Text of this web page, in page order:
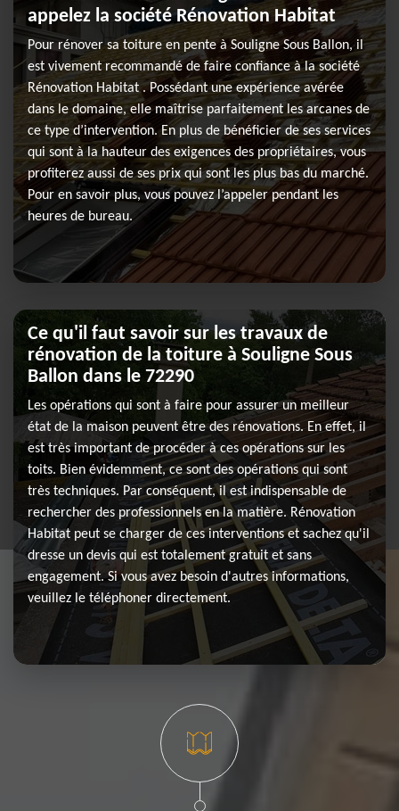
appelez la société Rénovation Habitat
Pour rénover sa toiture en pente à Souligne Sous Ballon, il
est vivement recommandé de faire confiance à la société
Rénovation Habitat . Possédant une expérience avérée
dans le domaine, elle maîtrise parfaitement les arcanes de
ce type d’intervention. En plus de bénéficier de ses services
qui sont à la hauteur des exigences des propriétaires, vous
profiterez aussi de ses prix qui sont les plus bas du marché.
Pour en savoir plus, vous pouvez l’appeler pendant les
heures de bureau.
Ce qu'il faut savoir sur les travaux de
rénovation de la toiture à Souligne Sous
Ballon dans le 72290
Les opérations qui sont à faire pour assurer un meilleur
état de la maison peuvent être des rénovations. En effet, il
est très important de procéder à ces opérations sur les
toits. Bien évidemment, ce sont des opérations qui sont
très techniques. Par conséquent, il est indispensable de
rechercher des professionnels en la matière. Rénovation
Habitat peut se charger de ces interventions et sachez qu'il
dresse un devis qui est totalement gratuit et sans
engagement. Si vous avez besoin d'autres informations,
veuillez le téléphoner directement.